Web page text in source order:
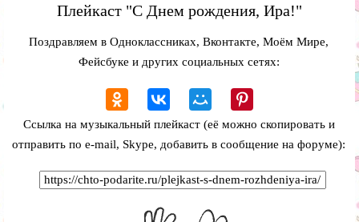
Плейкаст "С Днем рождения, Ира!"
Поздравляем в Одноклассниках, Вконтакте, Моём Мире,
Фейсбуке и других социальных сетях:
Ссылка на музыкальный плейкаст (её можно скопировать и
отправить по e-mail, Skype, добавить в сообщение на форуме):